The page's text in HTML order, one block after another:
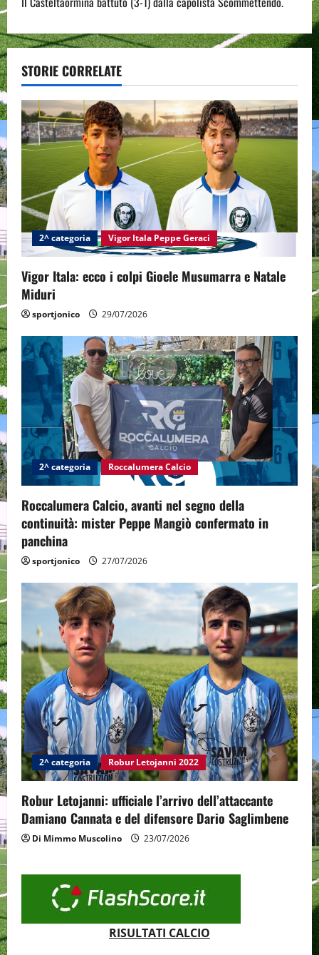
t
n
a
v
i
g
a
t
i
o
n
STORIE CORRELATE
2^ categoria Vigor Itala Peppe Geraci
Vigor Itala: ecco i colpi Gioele Musumarra e Natale
Miduri
sportjonico 29/07/2026
2^ categoria Roccalumera Calcio
Roccalumera Calcio, avanti nel segno della
continuità: mister Peppe Mangiò confermato in
panchina
sportjonico 27/07/2026
2^ categoria Robur Letojanni 2022
Robur Letojanni: ufficiale l’arrivo dell’attaccante
Damiano Cannata e del difensore Dario Saglimbene
Di Mimmo Muscolino 23/07/2026
RISULTATI CALCIO